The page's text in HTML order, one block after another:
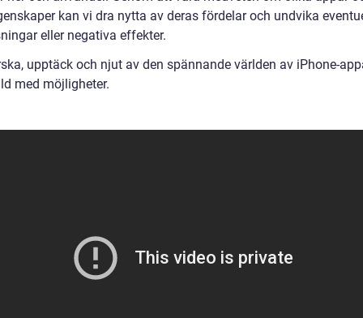
kan vi dra nytta av deras fördelar och undvika
eller negativa effekter.
upptäck och njut av den spännande världen av iPhone-
med möjligheter.